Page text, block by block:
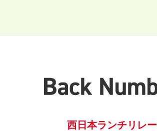
西日本ランチリレー